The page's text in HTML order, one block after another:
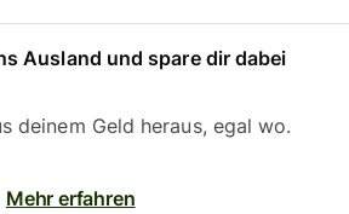
Ausland und spare dir dabei
deinem Geld heraus, egal wo.
Mehr erfahren